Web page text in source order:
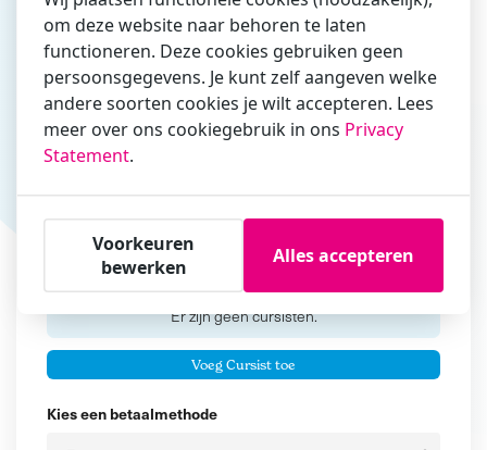
Vul hier bij voorkeur het e-mailadres in waarmee je
zakelijk/administratief correspondeert
Is de contactpersoon ook een cursist?
Ja
Cursisten
Voeg cursisten toe
Voornaam
Tussenvoegsel
Er zijn geencursisten.
Voeg Cursist toe
Kies een betaalmethode
om deze website naar behoren te laten
functioneren. Deze cookies gebruiken geen
persoonsgegevens. Je kunt zelf aangeven welke
andere soorten cookies je wilt accepteren. Lees
meer over ons cookiegebruik in ons Privacy
Statement.
Voorkeuren
bewerken
Alles accepteren